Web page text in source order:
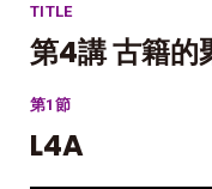
TITLE
第4講 古籍的
第1節
L4A